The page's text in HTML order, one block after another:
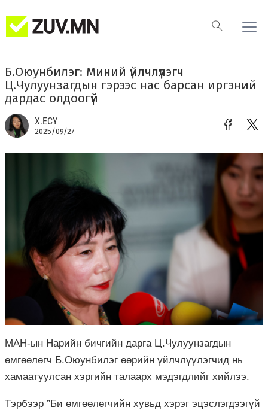
Б.Оюунбилэг: Миний үйлчлүүлэгч
Ц.Чулуунзагдын гэрээс нас барсан иргэний
дардас олдоогүй
Х.ЕСҮ
2025/09/27
МАН-ын Нарийн бичгийн дарга Ц.Чулуунзагдын
өмгөөлөгч Б.Оюунбилэг өөрийн үйлчлүүлэгчид нь
хамаатуулсан хэргийн талаарх мэдэгдлийг хийлээ.
Тэрбээр ”Би өмгөөлөгчийн хувьд хэрэг эцэслэгдээгүй